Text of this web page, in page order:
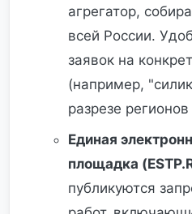
агрегатор,
всей России.
заявок на
(например,
разрезе регионов
Единая
площадка
публикуются